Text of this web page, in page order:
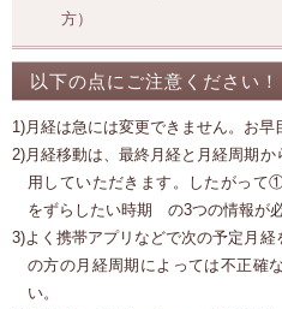
方）
以下の点にご注意ください！
1)月経は急には変更できません。お早
2)月経移動は、最終月経と月経周期
用していただきます。したがっ
をずらしたい時期 の3つの情報が必
3)よく携帯アプリなどで次の予定月
の方の月経周期によっては不正確
い。